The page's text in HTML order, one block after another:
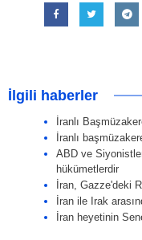
İlgili haberler
İranlı
İranlı
ABD ve
hükümetlerdir
İran, Gazze'deki
İran ile Irak
İran heyetinin